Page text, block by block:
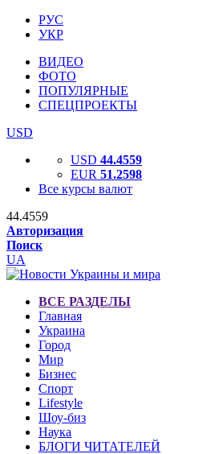
РУС
УКР
ВИДЕО
ФОТО
ПОПУЛЯРНЫЕ
СПЕЦПРОЕКТЫ
USD
USD 44.4559
EUR 51.2598
Все курсы валют
44.4559
Авторизация
Поиск
UA
ВСЕ РАЗДЕЛЫ
Главная
Украина
Город
Мир
Бизнес
Спорт
Lifestyle
Шоу-биз
Наука
БЛОГИ ЧИТАТЕЛЕЙ